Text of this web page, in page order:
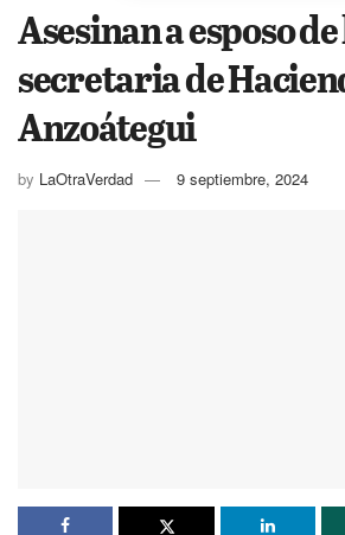
Asesinan a esposo
secretaria de
Anzoátegui
by LaOtraVerdad 9 septiembre, 2024